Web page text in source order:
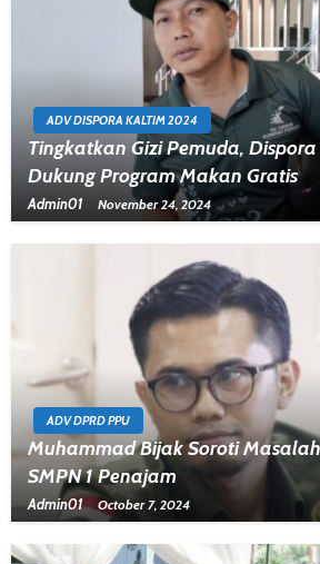
ADV DISPORA KALTIM 2024
Tingkatkan Gizi Pemuda,
Dukung Program Makan Gratis
Admin01 November 24, 2024
ADV DPRD PPU
Muhammad Bijak Soroti
SMPN 1 Penajam
Admin01 October 7, 2024